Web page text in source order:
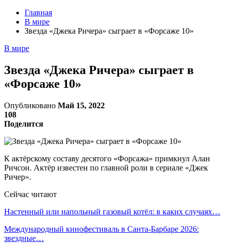
Главная
В мире
Звезда «Джека Ричера» сыграет в «Форсаже 10»
В мире
Звезда «Джека Ричера» сыграет в
«Форсаже 10»
Опубликовано Май 15, 2022
108
Поделится
К актёрскому составу десятого «Форсажа» примкнул Алан
Ричсон. Актёр известен по главной роли в сериале «Джек
Ричер».
Сейчас читают
Настенный или напольный газовый котёл: в каких случаях…
Международный кинофестиваль в Санта-Барбаре 2026:
звездные…